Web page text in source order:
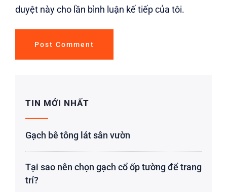
duyệt này cho lần bình luận kế tiếp của tôi.
TIN MỚI NHẤT
Gạch bê tông lát sân vườn
Tại sao nên chọn gạch cổ ốp tường để trang
trí?